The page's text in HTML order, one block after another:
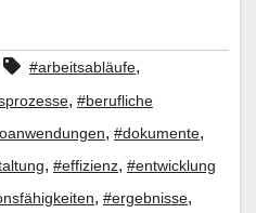
#arbeitsabläufe,
, #berufliche
, #dokumente,
, #effizienz, #entwicklung
, #ergebnisse,